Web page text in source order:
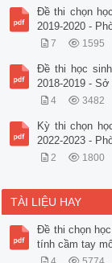
Đề thi chọn
2019-2020 -
7 1595
Đề thi học
2018-2019 -
4 3482
Kỳ thi chọn
2022-2023 -
2 1800
TÀI LIỆU HAY
Đề thi chọn
tính cầm tay